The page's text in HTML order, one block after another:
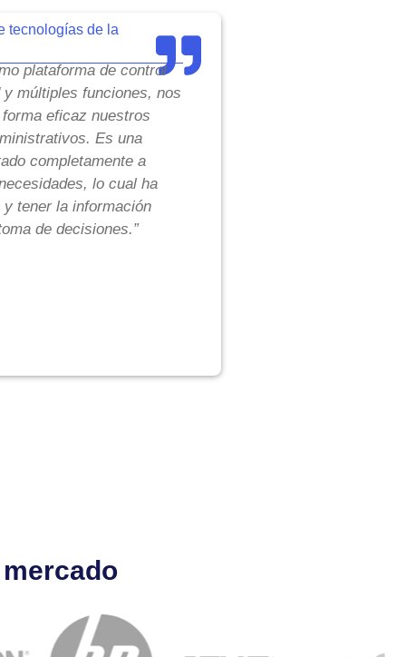
tecnologías de la
plataforma de control
múltiples funciones, nos
eficaz nuestros
Es una
completamente a
lo cual ha
tener la información
de decisiones.”